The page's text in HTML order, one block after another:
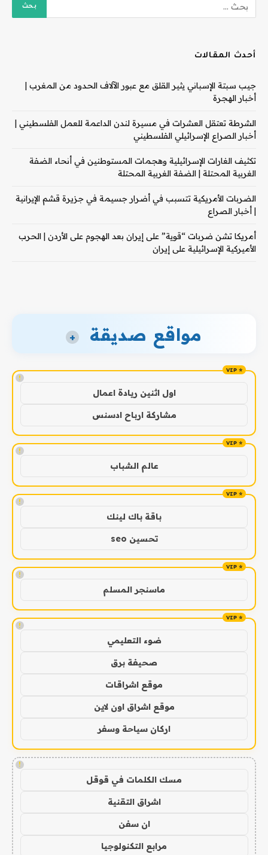
أحدث المقالات
جيب سبتة الإسباني يثير القلق مع عبور الآلاف الحدود من المغرب |
أخبار الهجرة
الشرطة تعتقل العشرات في مسيرة لندن الداعمة للعمل الفلسطيني |
أخبار الصراع الإسرائيلي الفلسطيني
تكثيف الغارات الإسرائيلية وهجمات المستوطنين في أنحاء الضفة
الغربية المحتلة | الضفة الغربية المحتلة
الضربات الأمريكية تتسبب في أضرار جسيمة في جزيرة قشم الإيرانية
| أخبار الصراع
أمريكا تشن ضربات “قوية” على إيران بعد الهجوم على الأردن | الحرب
الأميركية الإسرائيلية على إيران
مواقع صديقة +
!
اول اثنين ريادة اعمال
مشاركة ارباح ادسنس
!
عالم الشباب
!
باقة باك لينك
تحسين seo
!
ماسنجر المسلم
!
ضوء التعليمي
صحيفة برق
موقع اشراقات
موقع اشراق اون لاين
اركان سياحة وسفر
!
مسك الكلمات في قوقل
اشراق التقنية
ان سفن
مرابع التكنولوجيا